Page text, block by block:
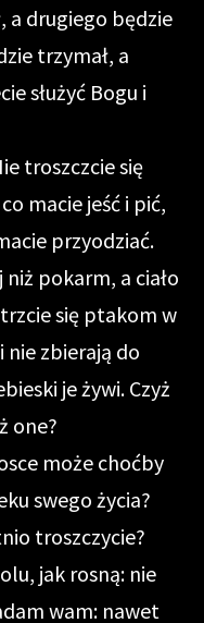
a drugiego będzie
trzymał, a
służyć Bogu i
troszczcie się
macie jeść i pić,
przyodziać.
niż pokarm, a ciało
się ptakom w
nie zbierają do
je żywi. Czyż
one?
może choćby
swego życia?
troszczycie?
jak rosną: nie
wam: nawet